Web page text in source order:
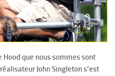
Hood que nous sommes sont
John Singleton s’est